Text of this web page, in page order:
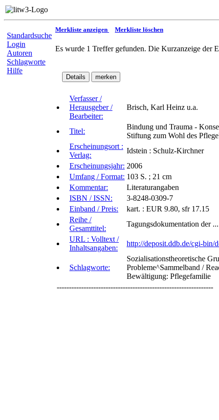
Standardsuche
Login
Autoren
Schlagworte
Hilfe
Merkliste anzeigen Merkliste löschen
Es wurde 1 Treffer gefunden. Die Kurzanzeige der
Verfasser /
Herausgeber /
Bearbeiter:
Brisch, Karl Heinz u.a.
Titel:
Bindung und Trauma -
Stiftung zum Wohl des
Erscheinungsort :
Verlag:
Idstein : Schulz-Kirchner
Erscheinungsjahr: 2006
Umfang / Format: 103 S. ; 21 cm
Kommentar:
Literaturangaben
ISBN / ISSN:
3-8248-0309-7
Einband / Preis:
kart. : EUR 9.80, sfr 17.15
Reihe /
Gesamttitel:
Tagungsdokumentation der
URL : Volltext /
Inhaltsangaben:
http://deposit.ddb.de/cgi-
Schlagworte:
Sozialisationstheoretische
Probleme^Sammelband /
Bewältigung: Pflegefamilie
----------------------------------------------------------------